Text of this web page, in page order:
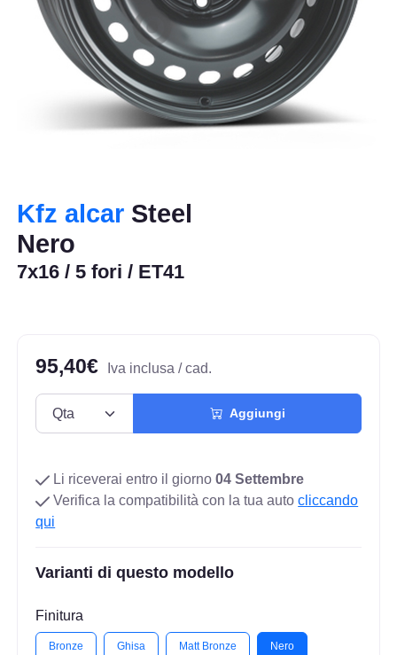
Kfz alcar Steel
Nero
7x16 / 5 fori / ET41
95,40€ Iva inclusa / cad.
Aggiungi
Li riceverai entro il giorno04 Settembre
Verifica la compatibilità con la tua autocliccando
qui
Varianti di questo modello
Finitura
Bronze Ghisa Matt Bronze Nero